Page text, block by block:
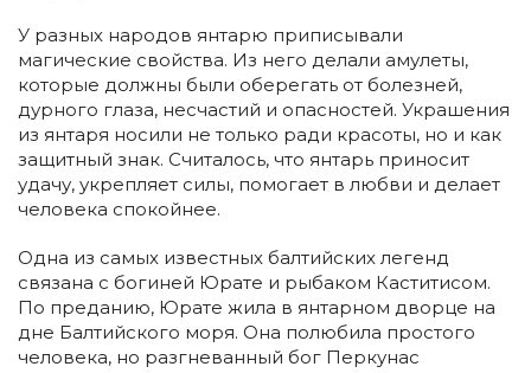
У разных народов янтарю приписывали
магические свойства. Из него делали амулеты,
которые должны были оберегать от болезней,
дурного глаза, несчастий и опасностей. Украшения
из янтаря носили не только ради красоты, но и как
защитный знак. Считалось, что янтарь приносит
удачу, укрепляет силы, помогает в любви и делает
человека спокойнее.
Одна из самых известных балтийских легенд
связана с богиней Юрате и рыбаком Каститисом.
По преданию, Юрате жила в янтарном дворце на
дне Балтийского моря. Она полюбила простого
человека, но разгневанный бог Перкунас